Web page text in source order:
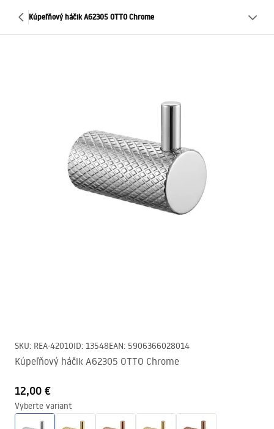
Kúpeľňový háčik A62305 OTTO Chrome
SKU: REA-42010ID: 13548EAN: 5906366028014
Kúpeľňový háčik A62305 OTTO Chrome
12,00 €
Vyberte variant